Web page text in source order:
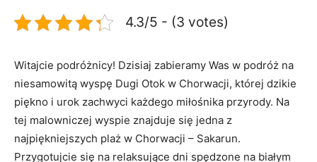
4.3/5 - (3 votes)
Witajcie podróżnicy! Dzisiaj zabieramy Was w podróż ⁤na
niesamowitą wyspę Dugi Otok‌ w⁤ Chorwacji, której⁣ dzikie
piękno⁢ i urok zachwyci każdego miłośnika przyrody. Na
tej malowniczej⁢ wyspie znajduje się⁢ jedna z
najpiękniejszych plaż w Chorwacji – ‌Sakarun.
Przygotujcie się ​na relaksujące dni spędzone na‌ białym